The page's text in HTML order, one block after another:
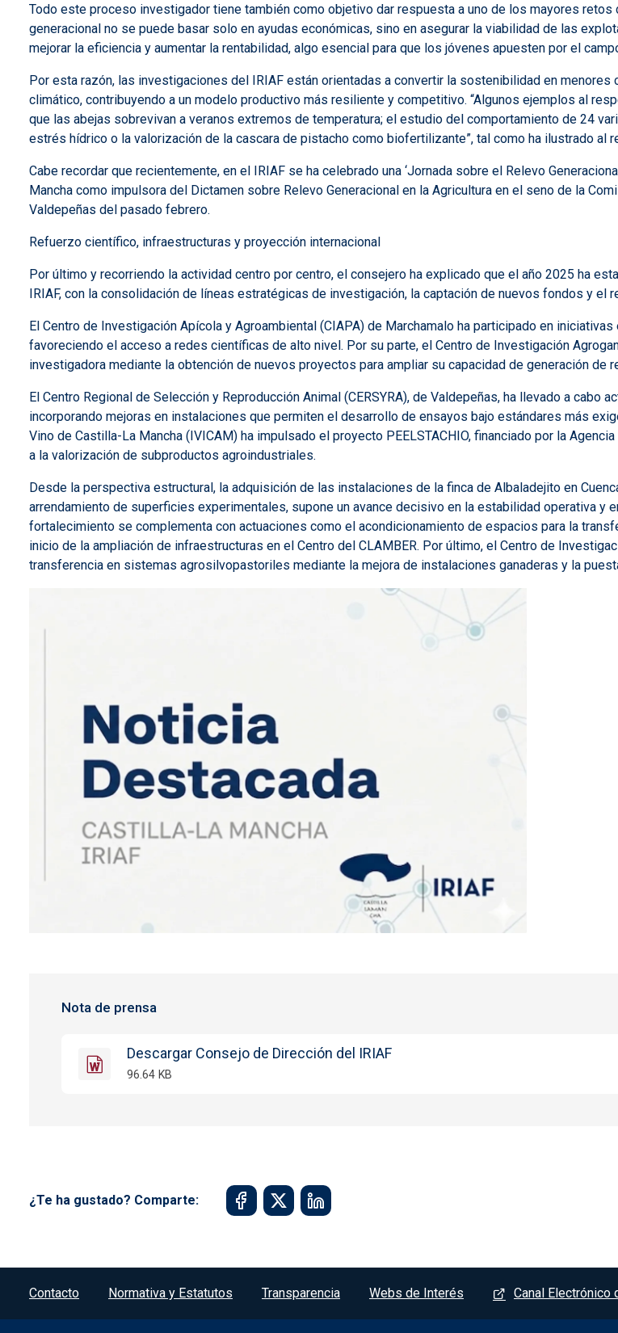
Todo este proceso investigador tiene también como objetivo dar respuesta a uno de los mayores
generacional no se puede basar solo en ayudas económicas, sino en asegurar la viabilidad de las
mejorar la eficiencia y aumentar la rentabilidad, algo esencial para que los jóvenes apuesten por el
Por esta razón, las investigaciones del IRIAF están orientadas a convertir la sostenibilidad en
climático, contribuyendo a un modelo productivo más resiliente y competitivo. “Algunos ejemplos al
que las abejas sobrevivan a veranos extremos de temperatura; el estudio del comportamiento de 24
estrés hídrico o la valorización de la cascara de pistacho como biofertilizante”, tal como ha ilustrado al
Cabe recordar que recientemente, en el IRIAF se ha celebrado una ‘Jornada sobre el Relevo
Mancha como impulsora del Dictamen sobre Relevo Generacional en la Agricultura en el seno de la
Valdepeñas del pasado febrero.
Refuerzo científico, infraestructuras y proyección internacional
Por último y recorriendo la actividad centro por centro, el consejero ha explicado que el año 2025 ha
IRIAF, con la consolidación de líneas estratégicas de investigación, la captación de nuevos fondos y el
El Centro de Investigación Apícola y Agroambiental (CIAPA) de Marchamalo ha participado en
favoreciendo el acceso a redes científicas de alto nivel. Por su parte, el Centro de Investigación
investigadora mediante la obtención de nuevos proyectos para ampliar su capacidad de generación
El Centro Regional de Selección y Reproducción Animal (CERSYRA), de Valdepeñas, ha llevado a
incorporando mejoras en instalaciones que permiten el desarrollo de ensayos bajo estándares más
Vino de Castilla-La Mancha (IVICAM) ha impulsado el proyecto PEELSTACHIO, financiado por la
a la valorización de subproductos agroindustriales.
Desde la perspectiva estructural, la adquisición de las instalaciones de la finca de Albaladejito en
arrendamiento de superficies experimentales, supone un avance decisivo en la estabilidad operativa
fortalecimiento se complementa con actuaciones como el acondicionamiento de espacios para la
inicio de la ampliación de infraestructuras en el Centro del CLAMBER. Por último, el Centro de
transferencia en sistemas agrosilvopastoriles mediante la mejora de instalaciones ganaderas y la
Nota de prensa
Descargar Consejo de Dirección del IRIAF
96.64 KB
¿Te ha gustado? Comparte:
Menú del pie
Contacto Normativa y Estatutos Transparencia Webs de Interés Canal Electrónico